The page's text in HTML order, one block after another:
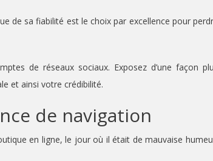
de sa fiabilité est le choix par excellence pour
de réseaux sociaux. Exposez d’une façon
et ainsi votre crédibilité.
de navigation
en ligne, le jour où il était de mauvaise